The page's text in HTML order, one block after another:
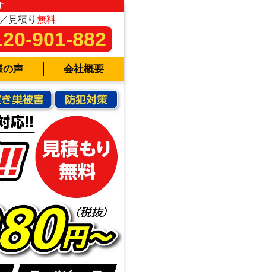
見積り 無料
901-882
の声 会社概要